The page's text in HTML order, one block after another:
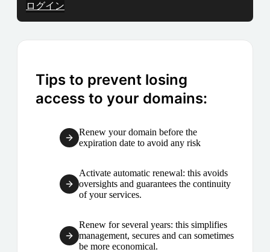
ログイン
Tips to prevent losing
access to your domains:
Renew your domain before the
expiration date to avoid any risk
Activate automatic renewal: this avoids
oversights and guarantees the continuity
of your services.
Renew for several years: this simplifies
management, secures and can sometimes
be more economical.